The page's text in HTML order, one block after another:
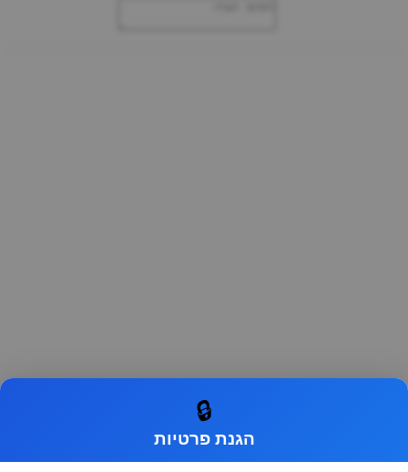
🔒
הגנת פרטיות